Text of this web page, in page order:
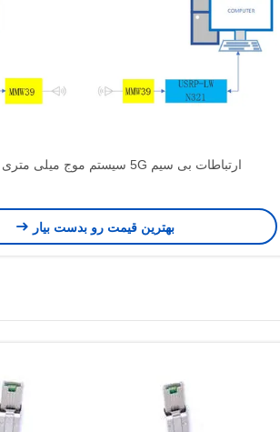
ارتباطات بی سیم 5G سیستم موج میلی متری Luowave
بهترین قیمت رو بدست بیار